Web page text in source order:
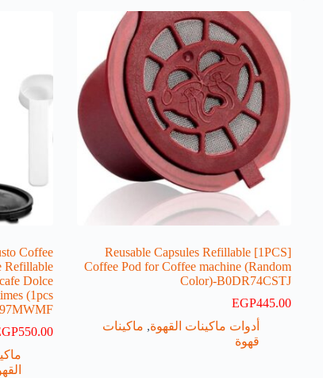
[1PCS] Reusable Capsules Refillable
Coffee Pod for Coffee machine (Random
Color)-B0DR74CSTJ
EGP445.00
أدوات ماكينات القهوة, ماكينات
قهوة
Coffee
Refillable
Dolce
(1pcs
550.00